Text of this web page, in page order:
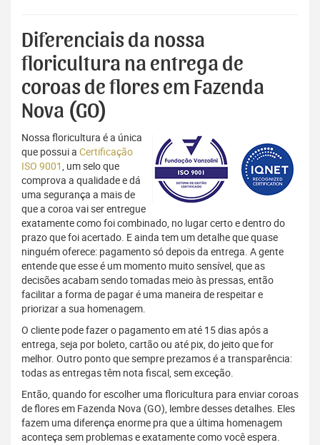
Diferenciais da nossa
floricultura na entrega de
coroas de flores em Fazenda
Nova (GO)
Nossa floricultura é a única
que possui a Certificação
ISO 9001, um selo que
comprova a qualidade e dá
uma segurança a mais de
que a coroa vai ser entregue
exatamente como foi combinado, no lugar certo e dentro do
prazo que foi acertado. E ainda tem um detalhe que quase
ninguém oferece: pagamento só depois da entrega. A gente
entende que esse é um momento muito sensível, que as
decisões acabam sendo tomadas meio às pressas, então
facilitar a forma de pagar é uma maneira de respeitar e
priorizar a sua homenagem.
O cliente pode fazer o pagamento em até 15 dias após a
entrega, seja por boleto, cartão ou até pix, do jeito que for
melhor. Outro ponto que sempre prezamos é a transparência:
todas as entregas têm nota fiscal, sem exceção.
Então, quando for escolher uma floricultura para enviar coroas
de flores em Fazenda Nova (GO), lembre desses detalhes. Eles
fazem uma diferença enorme pra que a última homenagem
aconteça sem problemas e exatamente como você espera.